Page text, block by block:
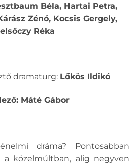
Béla, Hartai Petra,
Zénó, Kocsis Gergely,
Réka
dramaturg: Lőkös Ildikó
Máté Gábor
dráma? Pontosabban
közelmúltban, alig negyven